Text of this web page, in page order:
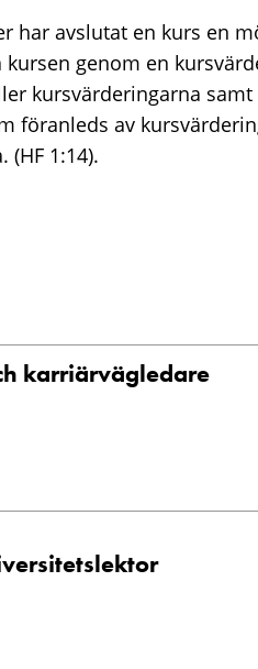
har avslutat en kurs en
genom en
kursvärderingarna
föranleds av
1:14).
karriärvägledare